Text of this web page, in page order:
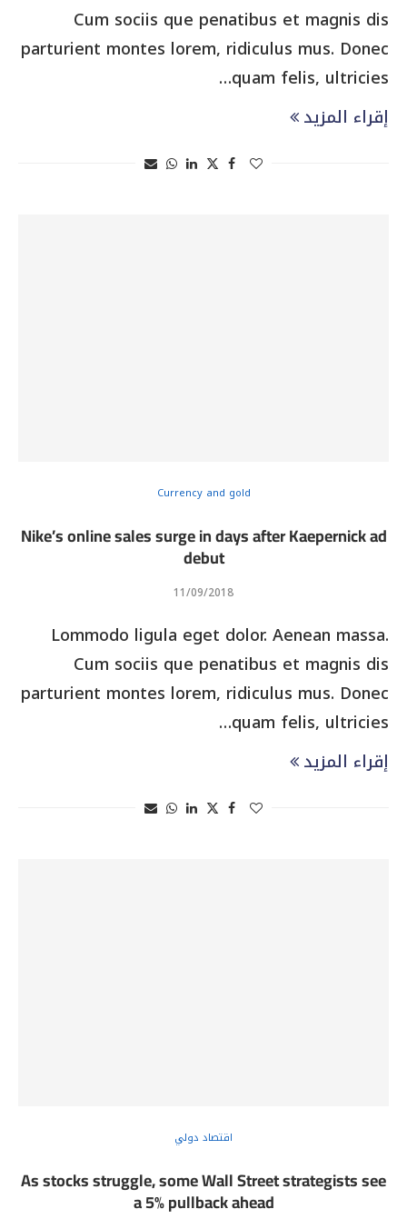
Cum sociis que penatibus et magnis dis
parturient montes lorem, ridiculus mus. Donec
quam felis, ultricies…
إقراء المزيد
Currency and gold
Nike’s online sales surge in days after Kaepernick ad
debut
11/09/2018
Lommodo ligula eget dolor. Aenean massa.
Cum sociis que penatibus et magnis dis
parturient montes lorem, ridiculus mus. Donec
quam felis, ultricies…
إقراء المزيد
اقتصاد دولي
As stocks struggle, some Wall Street strategists see
a 5% pullback ahead